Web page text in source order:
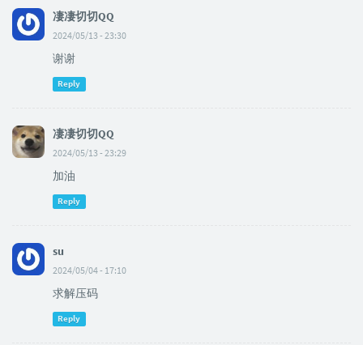
凄凄切切QQ
2024/05/13 - 23:30
谢谢
Reply
凄凄切切QQ
2024/05/13 - 23:29
加油
Reply
su
2024/05/04 - 17:10
求解压码
Reply